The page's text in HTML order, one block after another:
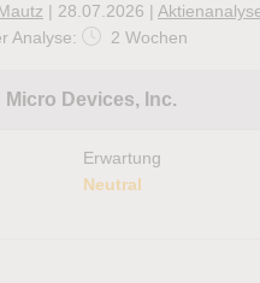
| 28.07.2026 |
Analyse:
2 Wochen
Devices, Inc.
Erwartung
Neutral